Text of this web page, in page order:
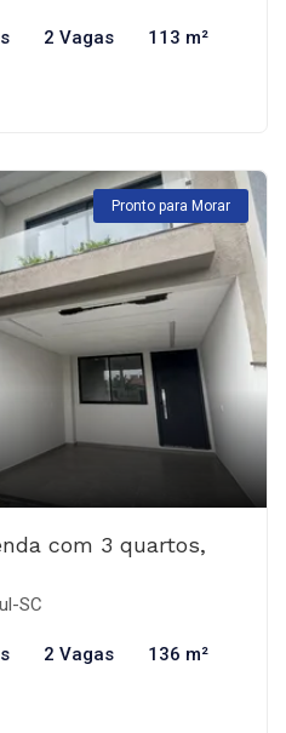
2 Vagas 113 m²
Pronto para Morar
com 3 quartos,
SC
2 Vagas 136 m²